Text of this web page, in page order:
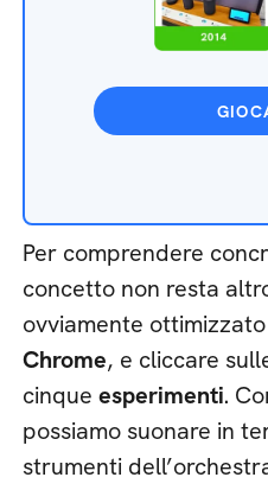
Per comprendere
concetto non resta
ovviamente
Chrome, e cliccare
cinque esperimenti.
possiamo suonare in
strumenti